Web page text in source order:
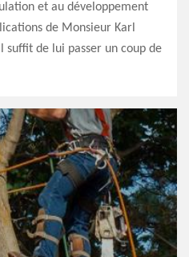
et au développement
de Monsieur Karl
suffit de lui passer un coup de